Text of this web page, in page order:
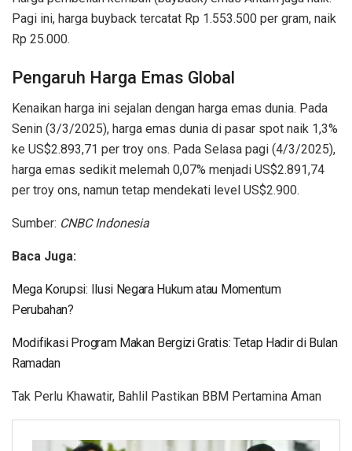
Pagi ini, harga buyback tercatat Rp 1.553.500 per gram, naik
Rp 25.000.
Pengaruh Harga Emas Global
Kenaikan harga ini sejalan dengan harga emas dunia. Pada
Senin (3/3/2025), harga emas dunia di pasar spot naik 1,3%
ke US$2.893,71 per troy ons. Pada Selasa pagi (4/3/2025),
harga emas sedikit melemah 0,07% menjadi US$2.891,74
per troy ons, namun tetap mendekati level US$2.900.
Sumber: CNBC Indonesia
Baca Juga:
Mega Korupsi: Ilusi Negara Hukum atau Momentum
Perubahan?
Modifikasi Program Makan Bergizi Gratis: Tetap Hadir di Bulan
Ramadan
Tak Perlu Khawatir, Bahlil Pastikan BBM Pertamina Aman